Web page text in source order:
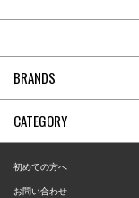
BRANDS
CATEGORY
初めての方へ
お問い合わせ